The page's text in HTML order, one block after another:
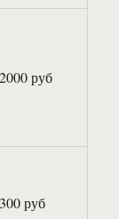
руб
руб